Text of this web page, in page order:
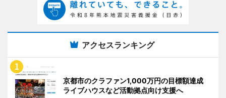
アクセスランキング
京都市のクラファン1,000万円の目標額達成
ライブハウスなど活動拠点向け支援へ